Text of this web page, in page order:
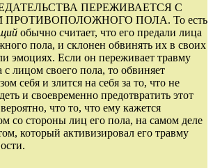
ПЕРЕЖИВАЕТСЯ С
ПРОТИВОПОЛОЖНОГО ПОЛА. То есть
обычно считает, что его предали лица
пола, и склонен обвинять их в своих
эмоциях. Если он переживает травму
с лицом своего пола, то обвиняет
себя и злится на себя за то, что не
и своевременно предотвратить этот
что то, что ему кажется
со стороны лиц его пола, на самом деле
который активизировал его травму